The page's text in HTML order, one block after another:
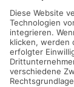
Kaufen